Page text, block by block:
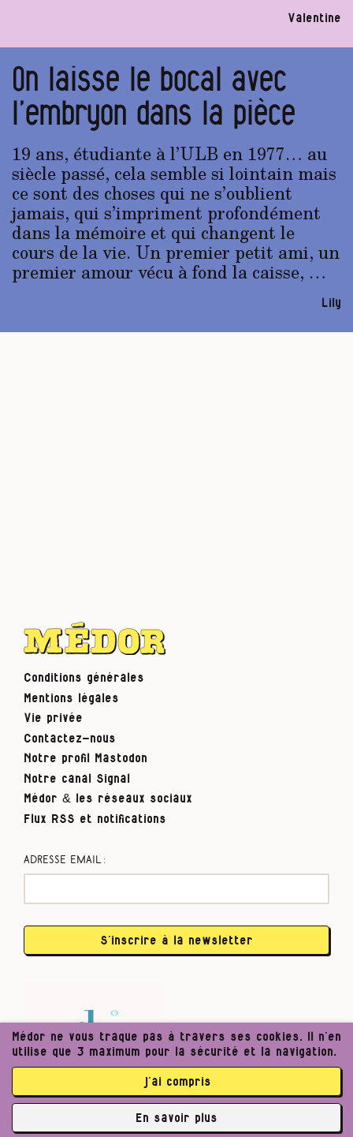
Valentine
On laisse le bocal avec
l’embryon dans la pièce
19 ans, étudiante à l’ULB en 1977… au
siècle passé, cela semble si lointain mais
ce sont des choses qui ne s’oublient
jamais, qui s’impriment profondément
dans la mémoire et qui changent le
cours de la vie. Un premier petit ami, un
premier amour vécu à fond la caisse, …
Lily
Conditions générales
Mentions légales
Vie privée
Contactez-nous
Notre profil Mastodon
Notre canal Signal
Médor & les réseaux sociaux
Flux RSS et notifications
Adresse email :
S’inscrire à la newsletter
Médor ne vous traque pas à travers ses cookies. Il n’en
utilise que 3 maximum pour la sécurité et la navigation.
j’ai compris
En savoir plus